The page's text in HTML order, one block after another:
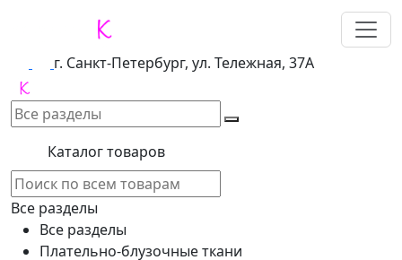
г. Санкт-Петербург, ул. Тележная, 37А
Каталог товаров
Все разделы
Все разделы
Плательно-блузочные ткани